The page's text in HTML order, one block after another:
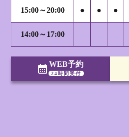
15:00～20:00 ● ● ●
14:00～17:00
calendar_month WEB予約
24時間受付